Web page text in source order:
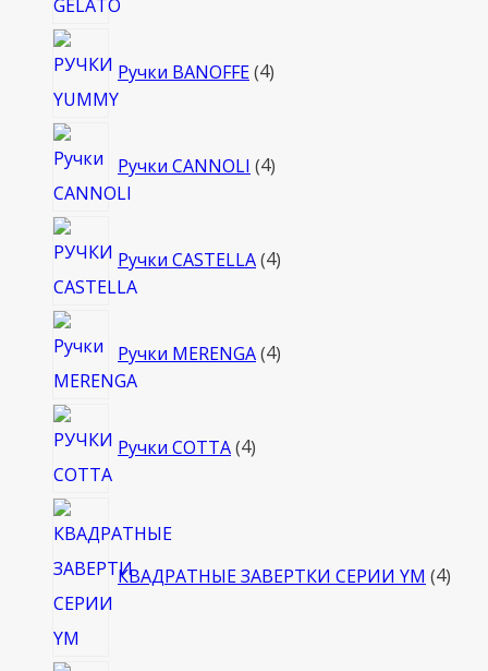
Ручки BANOFFE 4товара
Ручки CANNOLI 4товара
Ручки CASTELLA 4товара
Ручки MERENGA 4товара
Ручки COTTA 4товара
КВАДРАТНЫЕ ЗАВЕРТКИ СЕРИИ YM 4